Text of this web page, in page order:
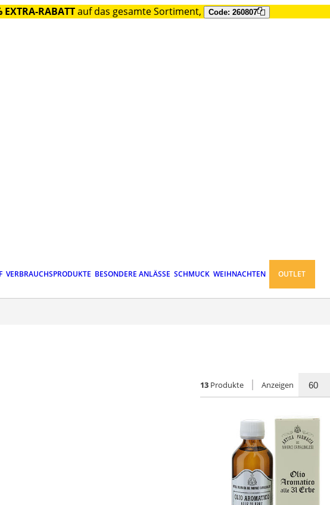
EXTRA-RABATTauf das gesamte Sortiment, Code: 260807
VERBRAUCHSPRODUKTE BESONDERE ANLÄSSE SCHMUCK WEIHNACHTEN OUTLET
13 Produkte Anzeigen